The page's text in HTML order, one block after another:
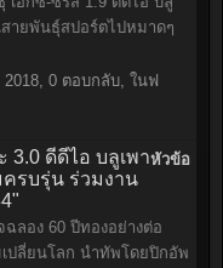
ายพันธุ์สปอร์ตไปหมาดๆ
, 0 ตอบกลับ, ในฟ
หัวข้อ
ดีดีไอ บลูเพา
รบรุ่น ร่วมงาน
ฉลอง 60 ปีทองอย่างต่อ
ปลี่ยนโลก นำทัพโดยปิกอัพ